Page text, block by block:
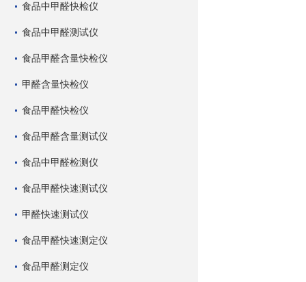
食品中甲醛快检仪
食品中甲醛测试仪
食品甲醛含量快检仪
甲醛含量快检仪
食品甲醛快检仪
食品甲醛含量测试仪
食品中甲醛检测仪
食品甲醛快速测试仪
甲醛快速测试仪
食品甲醛快速测定仪
食品甲醛测定仪